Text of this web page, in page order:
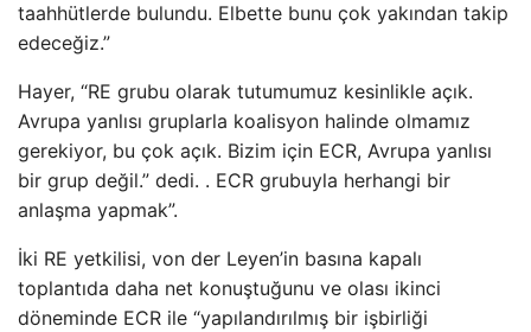
taahhütlerde bulundu. Elbette bunu çok yakından takip
edeceğiz.”
Hayer, “RE grubu olarak tutumumuz kesinlikle açık.
Avrupa yanlısı gruplarla koalisyon halinde olmamız
gerekiyor, bu çok açık. Bizim için ECR, Avrupa yanlısı
bir grup değil.” dedi. . ECR grubuyla herhangi bir
anlaşma yapmak”.
İki RE yetkilisi, von der Leyen’in basına kapalı
toplantıda daha net konuştuğunu ve olası ikinci
döneminde ECR ile “yapılandırılmış bir işbirliği